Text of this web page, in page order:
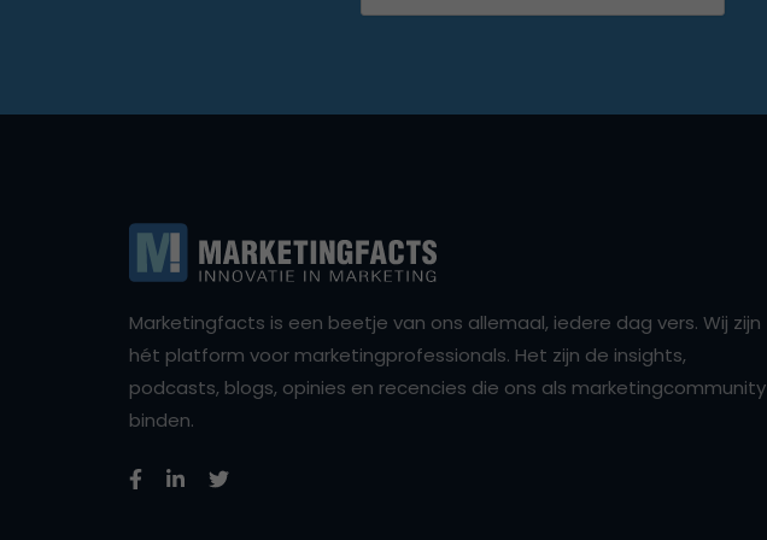
Marketingfacts is een beetje van ons allemaal, iedere dag vers. Wij zijn
hét platform voor marketingprofessionals. Het zijn de insights,
podcasts, blogs, opinies en recencies die ons als marketingcommunity
binden.